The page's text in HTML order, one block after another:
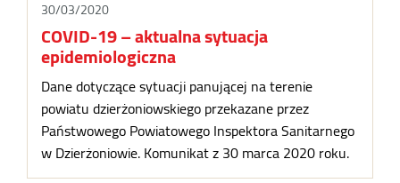
30/03/2020
COVID-19 – aktualna sytuacja
epidemiologiczna
Dane dotyczące sytuacji panującej na terenie
powiatu dzierżoniowskiego przekazane przez
Państwowego Powiatowego Inspektora Sanitarnego
w Dzierżoniowie. Komunikat z 30 marca 2020 roku.